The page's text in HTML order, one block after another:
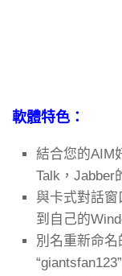
軟體特色：
結合您的AIM
Talk，Jabber
與卡式對話
到自己的
別名重新命